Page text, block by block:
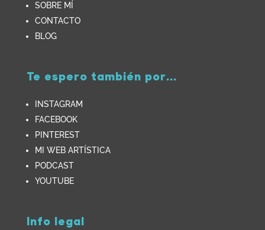
SOBRE MÍ
CONTACTO
BLOG
Te espero también por...
INSTAGRAM
FACEBOOK
PINTEREST
MI WEB ARTÍSTICA
PODCAST
YOUTUBE
Info legal